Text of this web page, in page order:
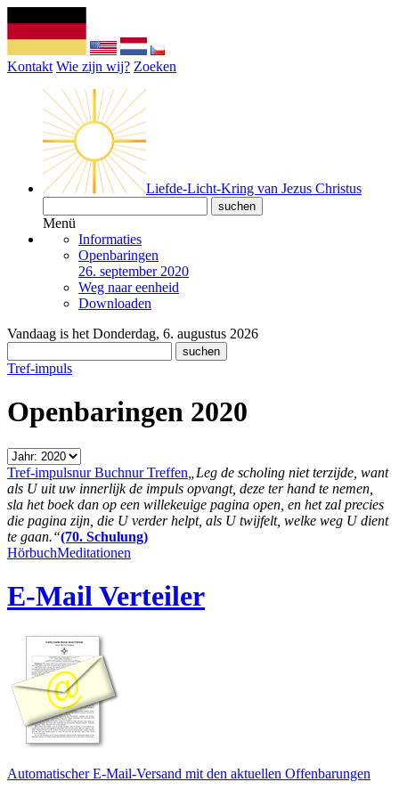
Kontakt Wie zijn wij? Zoeken
Liefde-Licht-Kring van Jezus Christus
Menü
Informaties
Openbaringen
26. september 2020
Weg naar eenheid
Downloaden
Vandaag is het Donderdag, 6. augustus 2026
Tref-impuls
Openbaringen 2020
Tref-impulsnur Buchnur Treffen „Leg de scholing niet terzijde, want
als U uit uw innerlijk de impuls opvangt, deze ter hand te nemen,
sla het boek dan op een willekeuige pagina open, en het zal precies
die pagina zijn, die U verder helpt, als U twijfelt, welke weg U dient
te gaan.“(70. Schulung)
HörbuchMeditationen
E-Mail Verteiler
Automatischer E-Mail-Versand mit den aktuellen Offenbarungen